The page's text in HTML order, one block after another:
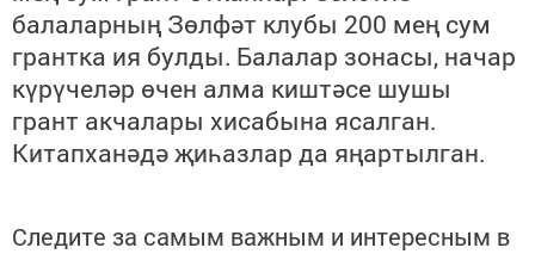
балаларның Зөлфәт клубы 200 мең сум
грантка ия булды. Балалар зонасы, начар
күрүчеләр өчен алма киштәсе шушы
грант акчалары хисабына ясалган.
Китапханәдә җиһазлар да яңартылган.
Следите за самым важным и интересным в